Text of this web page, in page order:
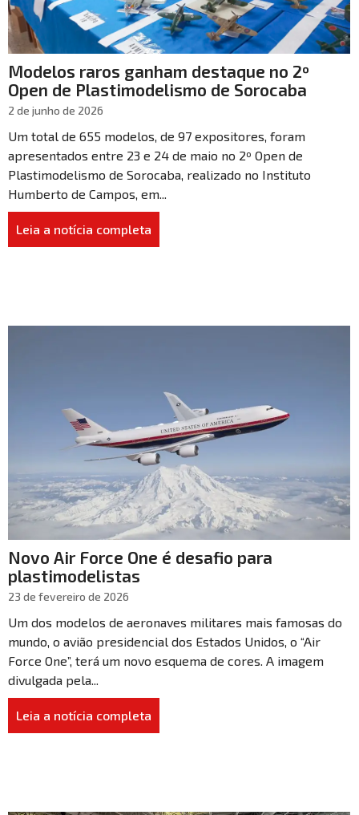
Modelos raros ganham destaque no 2º
Open de Plastimodelismo de Sorocaba
2 de junho de 2026
Um total de 655 modelos, de 97 expositores, foram
apresentados entre 23 e 24 de maio no 2º Open de
Plastimodelismo de Sorocaba, realizado no Instituto
Humberto de Campos, em...
Leia a notícia completa
Novo Air Force One é desafio para
plastimodelistas
23 de fevereiro de 2026
Um dos modelos de aeronaves militares mais famosas do
mundo, o avião presidencial dos Estados Unidos, o “Air
Force One”, terá um novo esquema de cores. A imagem
divulgada pela...
Leia a notícia completa